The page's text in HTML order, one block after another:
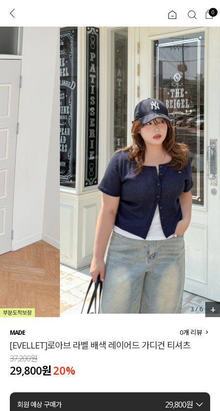
로그인 0
ENG
TW
JP
콘텐츠 리뷰 & 혜택 플러스핏 회원혜택
CATEGORY COMMUNITY
도착보장⚡
세트할인 ~30%
살안타템
110사이즈
티셔츠
팬츠
셔츠
ALL
익스클루시브
아우터
티셔츠
니트
블라우스
원피스
팬츠
스커트
언더웨어
0
3/6 +
MADE
[EVELLET]로아브 라벨 배색 레이어드 가디건 티셔츠
0개 리뷰
37,200원
29,800원20%
회원 예상 구매가 29,800원